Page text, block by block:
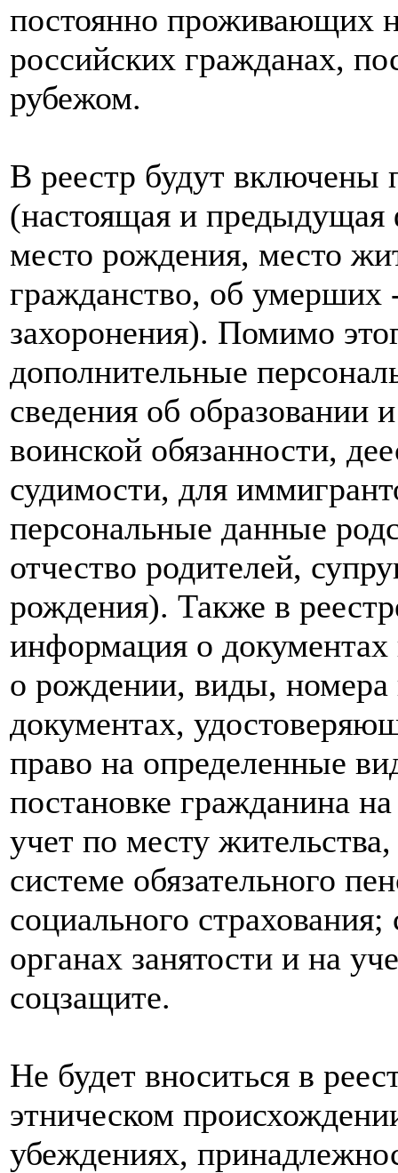
постоянно проживающих
российских гражданах,
рубежом.
В реестр будут включены
(настоящая и предыдущая
место рождения, место
гражданство, об умерших
захоронения). Помимо
дополнительные
сведения об образовании
воинской обязанности,
судимости, для
персональные данные
отчество родителей,
рождения). Также в
информация о документах
о рождении, виды, номера
документах,
право на определенные
постановке гражданина
учет по месту
системе обязательного
социального
органах занятости и на
соцзащите.
Не будет вноситься в
этническом
убеждениях,